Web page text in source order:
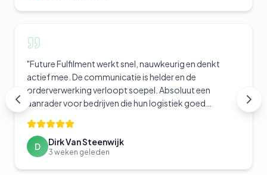
"Future Fulfilment werkt snel, nauwkeurig en denkt
actief mee. De communicatie is helder en de
orderverwerking verloopt soepel. Absoluut een
aanrader voor bedrijven die hun logistiek goed
D Dirk Van Steenwijk
3 weken geleden